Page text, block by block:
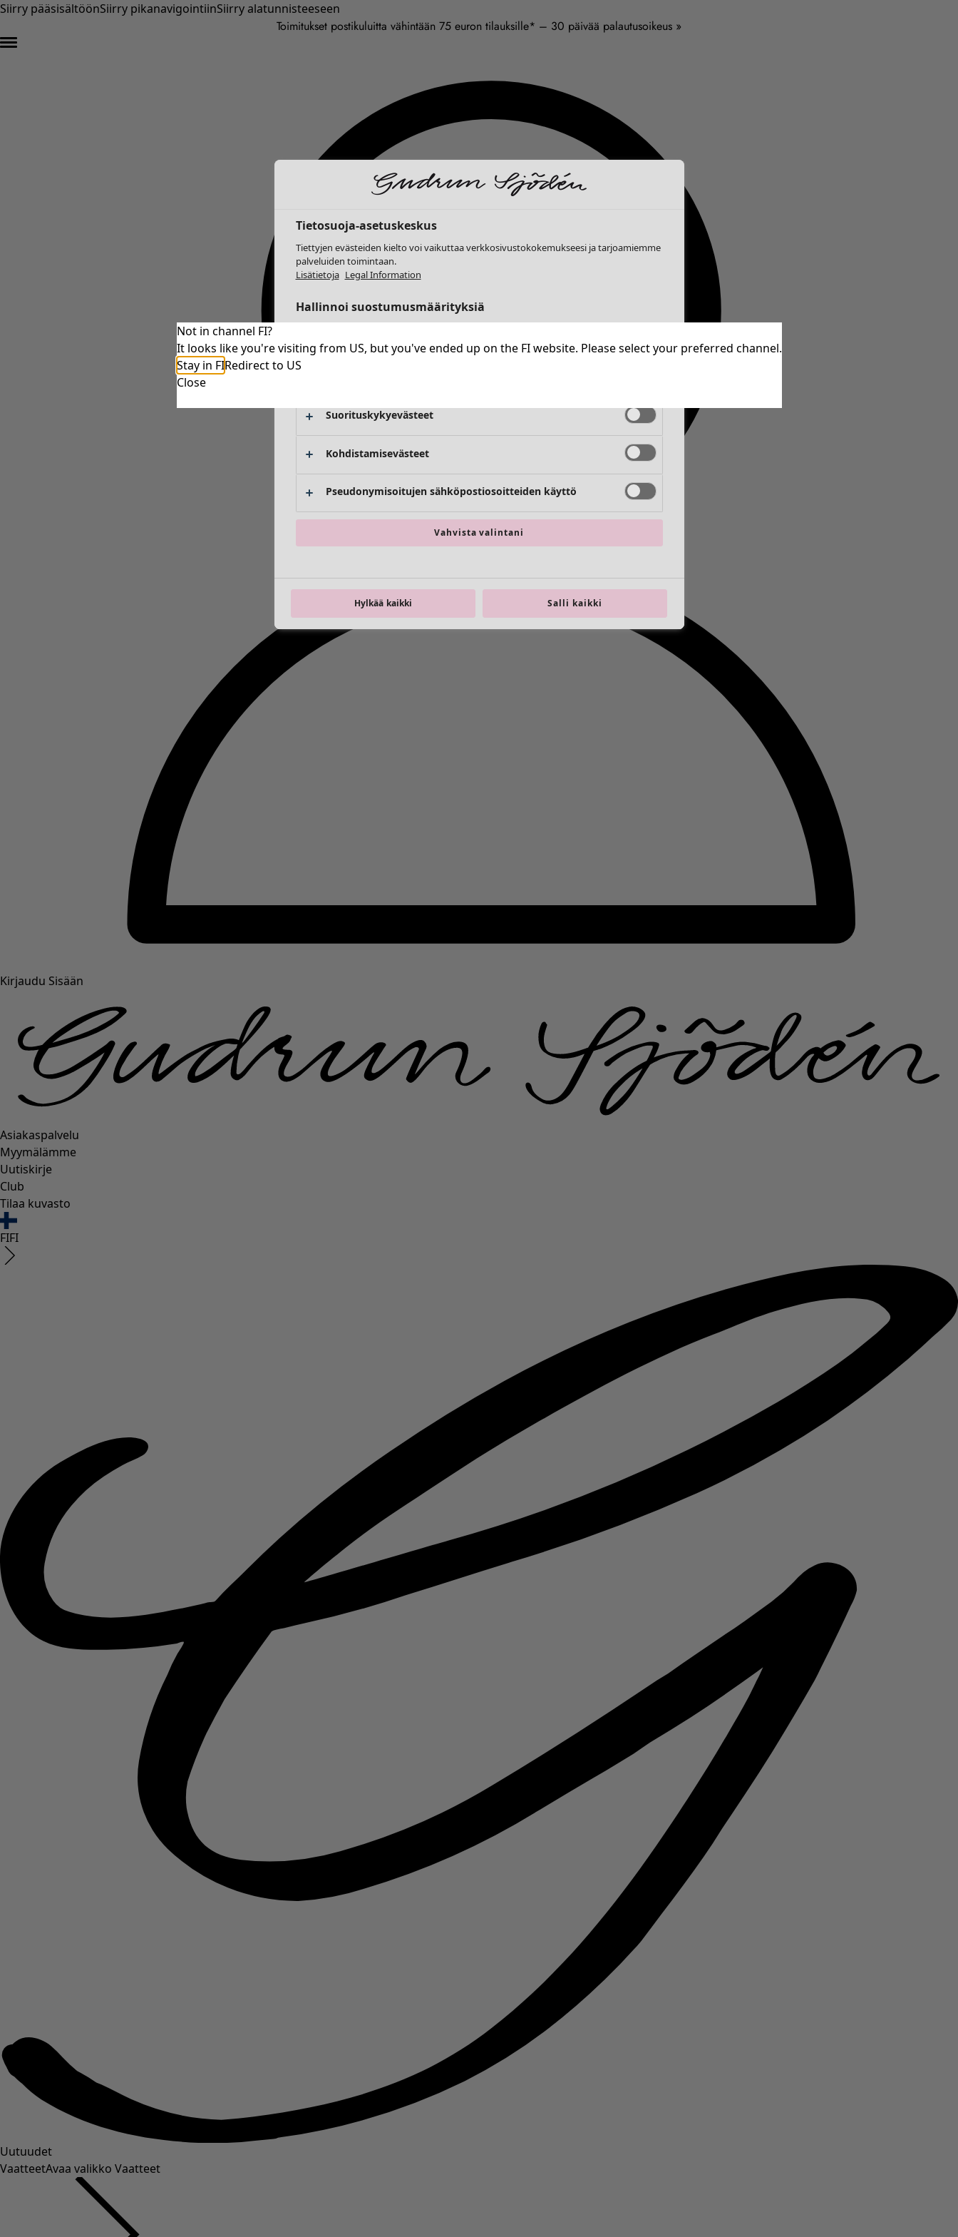
Siirry pääsisältöönSiirry pikanavigointiinSiirry alatunnisteeseen
Toimitukset postikuluitta vähintään 75 euron tilauksille* – 30 päivää palautusoikeus »
Kirjaudu Sisään
Asiakaspalvelu
Myymälämme
Uutiskirje
Club
Tilaa kuvasto
FIFI
Uutuudet
VaatteetAvaa valikko Vaatteet
Not in channel FI?
It looks like you're visiting from US, but you've ended up on the FI website. Please select your preferred channel.
Stay in FIRedirect to US
Close
Tietosuoja-asetuskeskus
Tiettyjen evästeiden kielto voi vaikuttaa verkkosivustokokemukseesi ja tarjoamiemme
palveluiden toimintaan.
Lisätietoja Legal Information
Hallinnoi suostumusmäärityksiä
Välttämättömät evästeet Aina aktiivinen
Suorituskykyevästeet
Kohdistamisevästeet
Pseudonymisoitujen sähköpostiosoitteiden käyttö
Vahvista valintani
Hylkää kaikki Salli kaikki